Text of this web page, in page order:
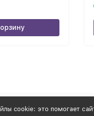
cookie: это помогает